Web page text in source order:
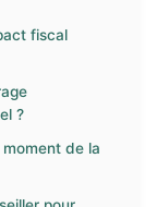
fiscal
?
de la